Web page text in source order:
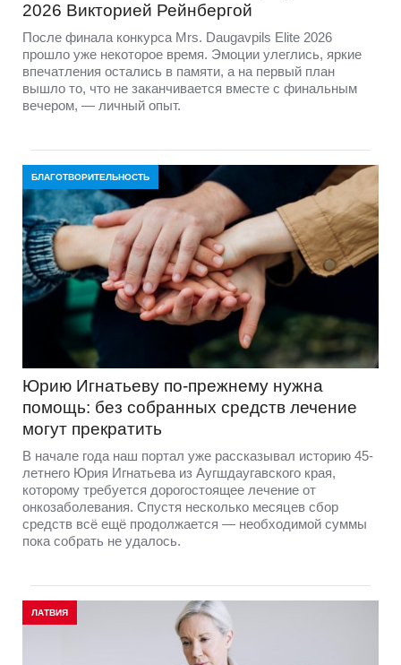
2026 Викторией Рейнбергой
После финала конкурса Mrs. Daugavpils Elite 2026
прошло уже некоторое время. Эмоции улеглись, яркие
впечатления остались в памяти, а на первый план
вышло то, что не заканчивается вместе с финальным
вечером, — личный опыт.
БЛАГОТВОРИТЕЛЬНОСТЬ
Юрию Игнатьеву по-прежнему нужна
помощь: без собранных средств лечение
могут прекратить
В начале года наш портал уже рассказывал историю 45-
летнего Юрия Игнатьева из Аугшдаугавского края,
которому требуется дорогостоящее лечение от
онкозаболевания. Спустя несколько месяцев сбор
средств всё ещё продолжается — необходимой суммы
пока собрать не удалось.
ЛАТВИЯ